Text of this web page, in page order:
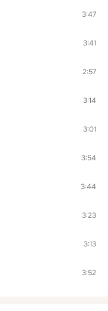
3:47
3:41
2:57
3:14
3:01
3:54
3:44
3:23
3:13
3:52